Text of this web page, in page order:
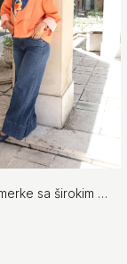
Denim farmerke sa širokim nogavicama